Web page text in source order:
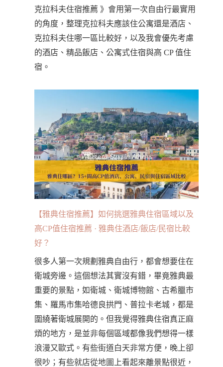
克拉科夫住宿推薦 》會用第一次自由行最實用
的角度，整理克拉科夫應該住公寓還是酒店、
克拉科夫住哪一區比較好，以及我會優先考慮
的酒店、精品飯店、公寓式住宿與高 CP 值住
宿。
【雅典住宿推薦】如何挑選雅典住宿區域以及
高CP值住宿推薦 · 雅典住酒店/飯店/民宿比較
好？
很多人第一次規劃雅典自由行，都會想要住在
衛城旁邊。這個想法其實沒有錯，畢竟雅典最
重要的景點，如衛城、衛城博物館、古希臘市
集、羅馬市集哈德良拱門、普拉卡老城，都是
圍繞著衛城展開的。但我覺得雅典住宿真正麻
煩的地方，是並非每個區域都像我們想得一樣
浪漫又歐式。有些街道白天非常方便，晚上卻
很吵；有些就店從地圖上看起來離景點很近，